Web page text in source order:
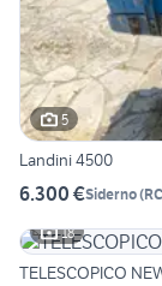
5
Landini 4500
6.300 €Siderno(RC
18
TELESCOPICO